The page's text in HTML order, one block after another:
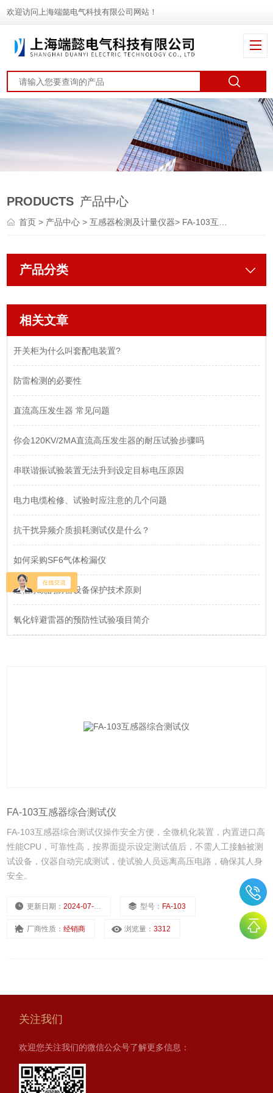
欢迎访问上海端懿电气科技有限公司网站！
PRODUCTS 产品中心
首页> 产品中心>互感器检测及计量仪器> FA-103互感器综合测试仪
产品分类
相关文章
开关柜为什么叫套配电装置?
防雷检测的必要性
直流高压发生器 常见问题
你会120KV/2MA直流高压发生器的耐压试验步骤吗
串联谐振试验装置无法升到设定目标电压原因
电力电缆检修、试验时应注意的几个问题
抗干扰异频介质损耗测试仪是什么？
如何采购SF6气体检漏仪
通信系统的防雷设备保护技术原则
氧化锌避雷器的预防性试验项目简介
FA-103互感器综合测试仪
FA-103互感器综合测试仪操作安全方便，全微机化装置，内置进口高
性能CPU，可靠性高，按界面提示设定测试值后，不需人工接触被测
试设备，仪器自动完成测试，使试验人员远离高压电路，确保其人身
安全。
更新日期：2024-07-22 型号： FA-103
厂商性质：经销商 浏览量：3312
关注我们
欢迎您关注我们的微信公众号了解更多信息：